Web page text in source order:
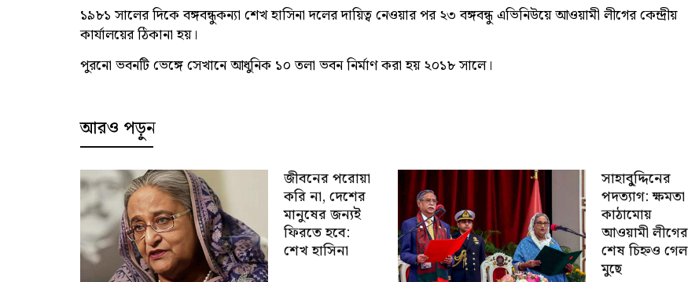
১৯৮১ সালের দিকে বঙ্গবন্ধুকন্যা শেখ হাসিনা দলের দায়িত্ব নেওয়ার পর ২৩ বঙ্গবন্ধু এভিনিউয়ে আওয়ামী লীগের কেন্দ্রীয়
কার্যালয়ের ঠিকানা হয়।
পুরনো ভবনটি ভেঙ্গে সেখানে আধুনিক ১০ তলা ভবন নির্মাণ করা হয় ২০১৮ সালে।
আরও পড়ুন
জীবনের পরোয়া
করি না, দেশের
মানুষের জন্যই
ফিরতে হবে:
শেখ হাসিনা
সাহাবু্দ্দিনের
পদত্যাগ: ক্ষমতা
কাঠামোয়
আওয়ামী লীগের
শেষ চিহ্নও গেল
মুছে